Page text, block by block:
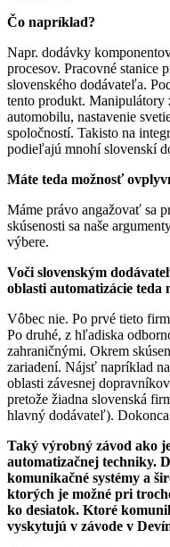
Čo napríklad?
Napr. dodávky
procesov. Pracovné stanice
slovenského dodávateľa.
tento produkt. Manipulátory
automobilu, nastavenie
spoločností. Takisto na
podieľajú mnohí slovenskí
Máte teda možnosť
Máme právo angažovať sa
skúsenosti sa naše
výbere.
Voči slovenským
oblasti automatizácie teda
Vôbec nie. Po prvé tieto
Po druhé, z hľadiska
zahraničnými. Okrem
zariadení. Nájsť napríklad
oblasti závesnej
pretože žiadna slovenská
hlavný dodávateľ).
Taký výrobný závod ako
automatizačnej techniky.
komunikačné systémy a
ktorých je možné pri
ko desiatok. Ktoré
vyskytujú v závode v